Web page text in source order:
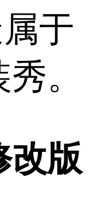
于
。
改版